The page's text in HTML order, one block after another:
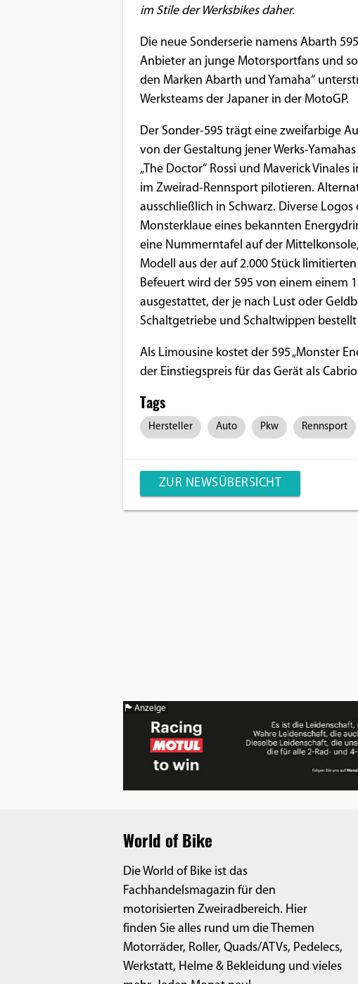
im Stile der Werksbikes daher.
Die neue Sonderserie namens Abarth
Anbieter an junge Motorsportfans und
den Marken Abarth und Yamaha“
Werksteams der Japaner in der MotoGP.
Der Sonder-595 trägt eine zweifarbige
von der Gestaltung jener Werks-
„The Doctor“ Rossi und Maverick
im Zweirad-Rennsport pilotieren.
ausschließlich in Schwarz. Diverse
Monsterklaue eines bekannten
eine Nummerntafel auf der
Modell aus der auf 2.000 Stück
Befeuert wird der 595 von einem einem
ausgestattet, der je nach Lust oder
Schaltgetriebe und Schaltwippen
Als Limousine kostet der 595 „Monster
der Einstiegspreis für das Gerät als
Tags
Hersteller Auto Pkw Rennsport
ZUR NEWSÜBERSICHT
Anzeige
World of Bike
Die World of Bike ist das
Fachhandelsmagazin für den
motorisierten Zweiradbereich. Hier
finden Sie alles rund um die Themen
Motorräder, Roller, Quads/ATVs, Pedelecs,
Werkstatt, Helme & Bekleidung und vieles
EXTERNE MEDIEN
Um Inhalte von Videoplattformen und
Social Media Plattformen anzeigen zu
können, werden von diesen externen
Medien Cookies gesetzt.